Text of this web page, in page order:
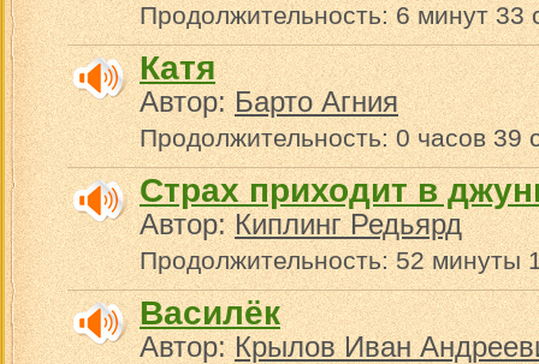
Продолжительность: 6 минут 33
Катя
Автор:Барто Агния
Продолжительность: 0 часов 39
Страх приходит в
Автор:Киплинг Редьярд
Продолжительность: 52 минуты
Василёк
Автор:Крылов Иван